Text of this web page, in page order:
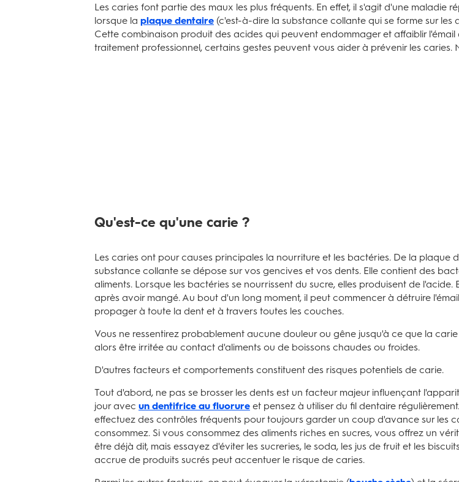
Les caries font partie des maux les plus fréquents. En effet, il s'agit d'une maladie
lorsque la plaque dentaire (c'est-à-dire la substance collante qui se forme sur les
Cette combinaison produit des acides qui peuvent endommager et affaiblir
traitement professionnel, certains gestes peuvent vous aider à prévenir les
Qu'est-ce qu'une carie ?
Les caries ont pour causes principales la nourriture et les bactéries. De la
substance collante se dépose sur vos gencives et vos dents. Elle contient des
aliments. Lorsque les bactéries se nourrissent du sucre, elles produisent de
après avoir mangé. Au bout d'un long moment, il peut commencer à détruire
propager à toute la dent et à travers toutes les couches.
Vous ne ressentirez probablement aucune douleur ou gêne jusqu'à ce que la
alors être irritée au contact d'aliments ou de boissons chaudes ou froides.
D'autres facteurs et comportements constituent des risques potentiels de carie.
Tout d'abord, ne pas se brosser les dents est un facteur majeur influençant
jour avec un dentifrice au fluorure et pensez à utiliser du fil dentaire
effectuez des contrôles fréquents pour toujours garder un coup d'avance sur les
consommez. Si vous consommez des aliments riches en sucres, vous offrez un
être déjà dit, mais essayez d'éviter les sucreries, le soda, les jus de fruit et les
accrue de produits sucrés peut accentuer le risque de caries.